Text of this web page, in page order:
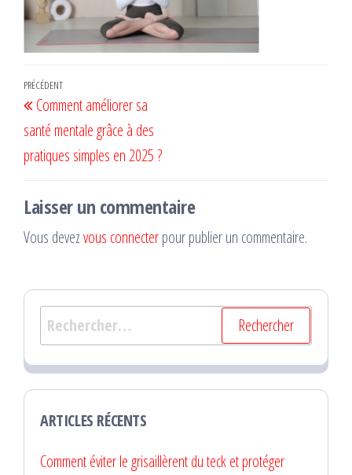
Navigation
de
l’article
Article
précédent
PRÉCÉDENT
Comment améliorer sa
santé mentale grâce à des
pratiques simples en 2025 ?
Laisser un commentaire
Vous devezvous connecterpour publier un commentaire.
Rechercher :
ARTICLES RÉCENTS
Comment éviter le grisaillèrent du teck et protéger